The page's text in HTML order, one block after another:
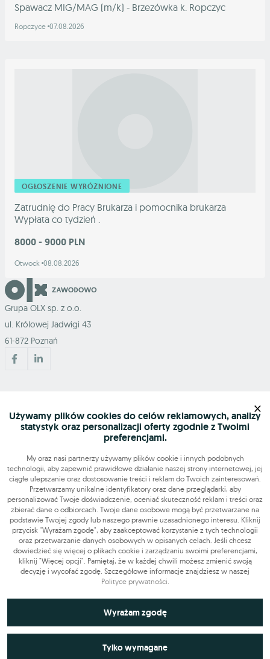
Spawacz MIG/MAG (m/k) - Brzezówka k. Ropczyc
Ropczyce 07.08.2026
OGŁOSZENIE WYRÓŻNIONE
Zatrudnię do Pracy Brukarza i pomocnika brukarza
Wypłata co tydzień .
8000 - 9000 PLN
Otwock 08.08.2026
Grupa OLX sp. z o.o.
ul. Królowej Jadwigi 43
61-872 Poznań
Znajdź nas
Narzędzia
OLX-praca © 2026. Wszelkie prawa zastrzeżone.
OLX PracaBudowa i remontyProdukcjaAdministracjaSprzedaż
Praca dodatkowa i sezonowa
Używamy plików cookies do celów reklamowych, analizy
statystyk oraz personalizacji oferty zgodnie z Twoimi
preferencjami.
My oraz nasi partnerzy używamy plików cookie i innych podobnych
technologii, aby zapewnić prawidłowe działanie naszej strony internetowej, jej
ciągłe ulepszanie oraz dostosowanie treści i reklam do Twoich zainteresowań.
Przetwarzamy unikalne identyfikatory oraz dane przeglądarki, aby
personalizować Twoje doświadczenie, oceniać skuteczność reklam i treści oraz
zbierać dane o odbiorcach. Twoje dane osobowe mogą być przetwarzane na
podstawie Twojej zgody lub naszego prawnie uzasadnionego interesu. Kliknij
przycisk "Wyrażam zgodę", aby zaakceptować korzystanie z tych technologii
oraz przetwarzanie danych osobowych w opisanych celach. Jeśli chcesz
dowiedzieć się więcej o plikach cookie i zarządzaniu swoimi preferencjami,
kliknij "Więcej opcji". Pamiętaj, że w każdej chwili możesz zmienić swoją
decyzję i wycofać zgodę. Szczegółowe informacje znajdziesz w naszej
Polityce prywatności.
Niezbędne do funkcjonowania strony
Technicznie niezbędne pliki cookie odgrywają kluczową rolę w
zapewnieniu prawidłowego działania strony internetowej. Obejmują
one identyfikatory sesji, które pozwalają na rozpoznanie użytkownika
Wyrażam zgodę
Tylko wymagane
×